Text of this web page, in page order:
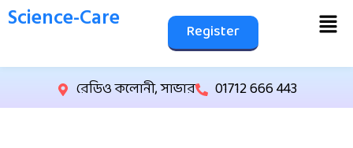
Science-Care Register
রেডিও কলোনী, সাভার 01712 666 443